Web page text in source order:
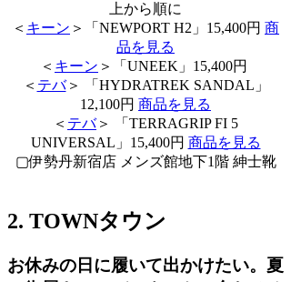
上から順に
＜ キーン ＞「NEWPORT H2」15,400円 商
品を見る
＜ キーン ＞「UNEEK」15,400円
＜ テバ＞ 「HYDRATREK SANDAL」
12,100円 商品を見る
＜ テバ＞ 「TERRAGRIP FI 5
UNIVERSAL」15,400円 商品を見る
▢伊勢丹新宿店 メンズ館地下1階 紳士靴
2. TOWNタウン
お休みの日に履いて出かけたい。夏